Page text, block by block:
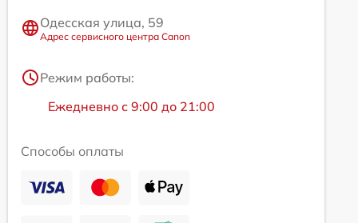
Одесская улица, 59
Адрес сервисного центра Canon
Режим работы:
Ежедневно с 9:00 до 21:00
Способы оплаты